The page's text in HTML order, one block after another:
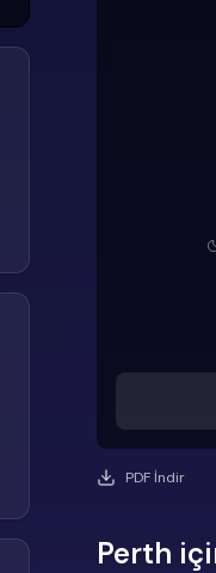
PDF İndir
Perth